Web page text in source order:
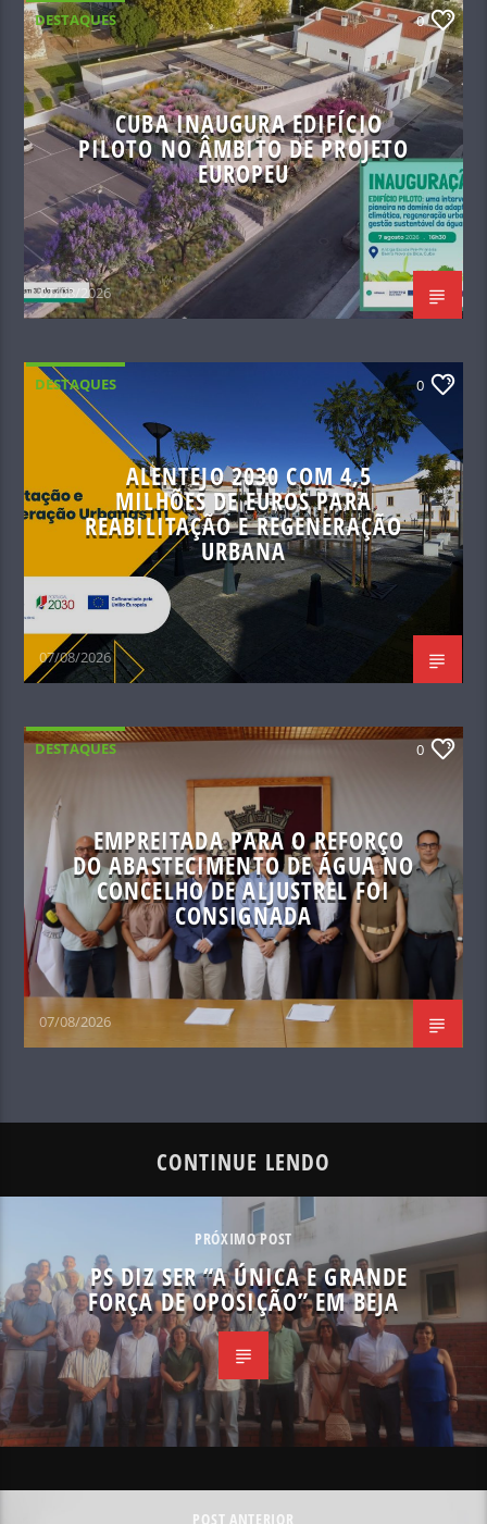
DESTAQUES 0
CUBA INAUGURA EDIFÍCIO
PILOTO NO ÂMBITO DE PROJETO
EUROPEU
07/08/2026
DESTAQUES 0
ALENTEJO 2030 COM 4,5
MILHÕES DE EUROS PARA
REABILITAÇÃO E REGENERAÇÃO
URBANA
07/08/2026
DESTAQUES 0
EMPREITADA PARA O REFORÇO
DO ABASTECIMENTO DE ÁGUA NO
CONCELHO DE ALJUSTREL FOI
CONSIGNADA
07/08/2026
CONTINUE LENDO
PRÓXIMO POST
PS DIZ SER “A ÚNICA E GRANDE
FORÇA DE OPOSIÇÃO” EM BEJA
POST ANTERIOR